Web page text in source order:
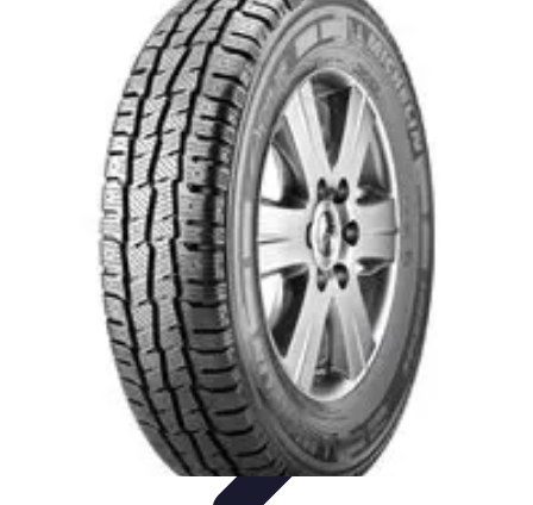
Pionieri dell'Innovazione
Tecnologie EmergentiStartup e Innovazione
Innovazione Tecnologica
Pionieri dell'Innovazione